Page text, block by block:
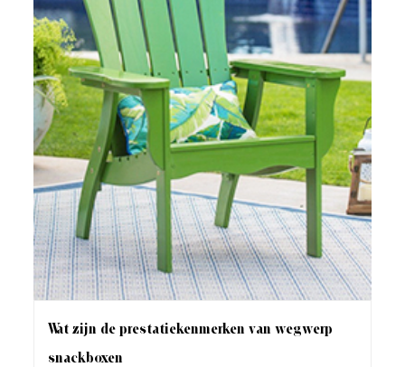
Wat zijn de prestatiekenmerken van wegwerp
snackboxen